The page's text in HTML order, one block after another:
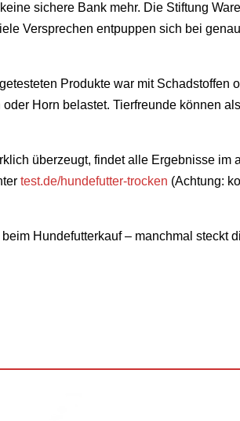
sichere Bank mehr. Die Stiftung
Versprechen entpuppen sich bei
Produkte war mit Schadstoffen
Horn belastet. Tierfreunde können
überzeugt, findet alle Ergebnisse im
test.de/hundefutter-trocken (Achtung:
Hundefutterkauf – manchmal steckt